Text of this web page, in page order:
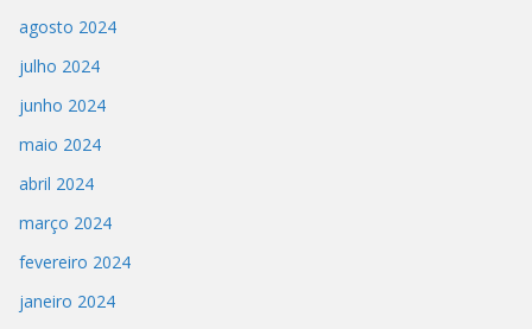
agosto 2024
julho 2024
junho 2024
maio 2024
abril 2024
março 2024
fevereiro 2024
janeiro 2024